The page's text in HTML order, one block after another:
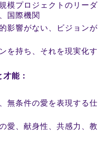
模プロジェクトのリーダ
国際機関
影響がない、ビジョンが
を持ち、それを現実化す
能：
無条件の愛を表現する仕
愛、献身性、共感力、教